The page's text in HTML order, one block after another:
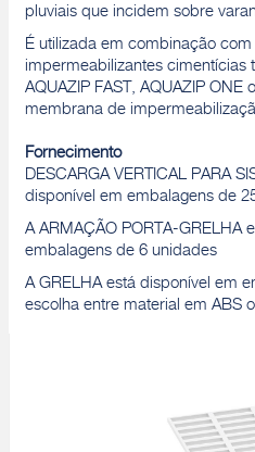
pluviais que incidem sobre
É utilizada em combinação com
impermeabilizantes cimentícias
AQUAZIP FAST, AQUAZIP
membrana de
Fornecimento
DESCARGA VERTICAL PARA
disponível em embalagens de
A ARMAÇÃO PORTA-GRELHA
embalagens de 6 unidades
A GRELHA está disponível em
escolha entre material em ABS